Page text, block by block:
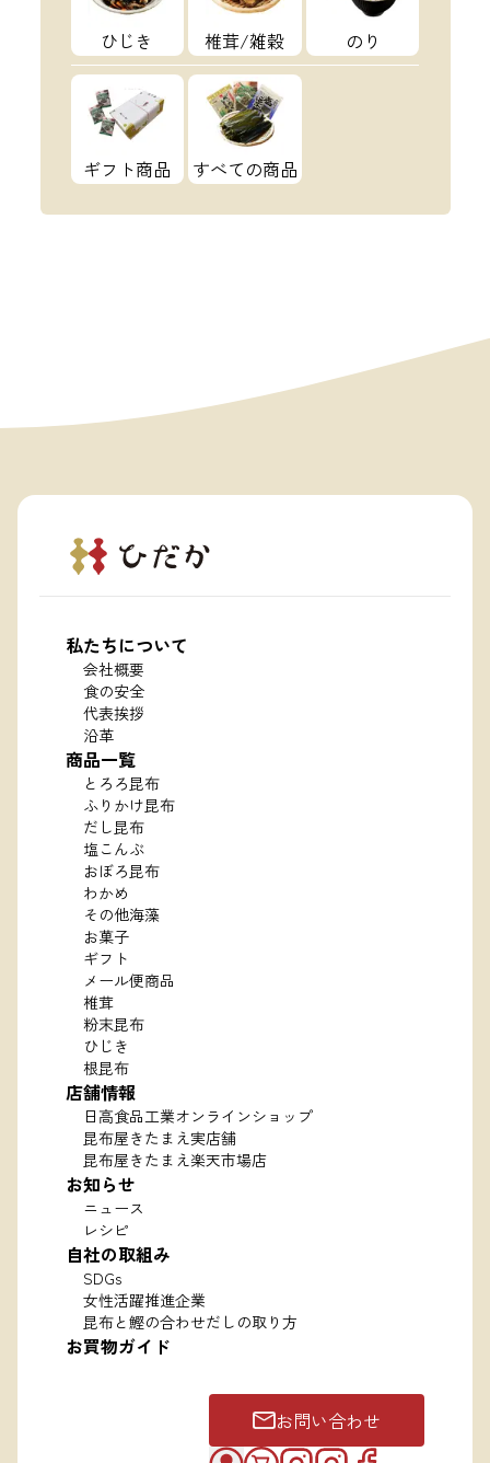
ひじき 椎茸/雑穀 のり
ギフト商品 すべての商品
私たちについて
会社概要
食の安全
代表挨拶
沿革
商品一覧
とろろ昆布
ふりかけ昆布
だし昆布
塩こんぶ
おぼろ昆布
わかめ
その他海藻
お菓子
ギフト
メール便商品
椎茸
粉末昆布
ひじき
根昆布
店舗情報
日高食品工業オンラインショップ
昆布屋きたまえ実店舗
昆布屋きたまえ楽天市場店
お知らせ
ニュース
レシピ
自社の取組み
SDGs
女性活躍推進企業
昆布と鰹の合わせだしの取り方
お買物ガイド
お問い合わせ